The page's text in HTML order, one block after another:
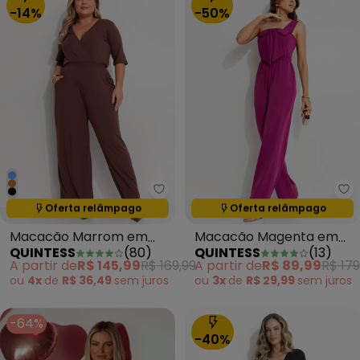
-14%
Quintess - Macacão Marrom
Oferta relâmpago
Termina em:12:07:11
Macacão Marrom em
Malha de Viscose
QUINTESS (80)
A partir deR$ 145,99R$ 169,99
ou 4x de R$ 36,49 sem juros
-50%
Oferta relâmpago
Termina em:12:07:11
Macacão Magenta em
Malha Crepe
QUINTESS (13)
A partir deR$ 89,99R$
ou 3x de R$ 29,99 sem juros
-64%
-40%